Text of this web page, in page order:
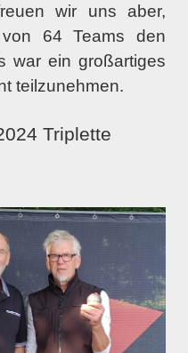
wir uns aber,
64 Teams den
war ein großartiges
teilzunehmen.
Triplette